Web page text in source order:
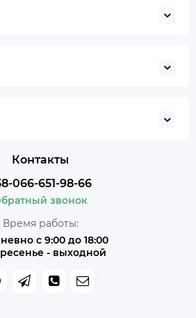
Контакты
066-651-98-66
звонок
Время работы:
с 9:00 до 18:00
- выходной